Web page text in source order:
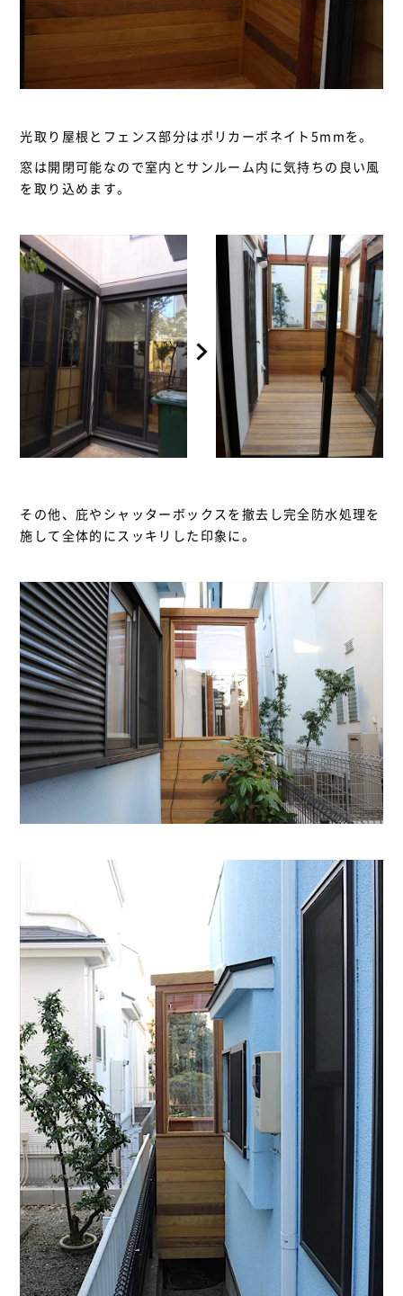
光取り屋根とフェンス部分はポリカーボネイト5mmを。
窓は開閉可能なので室内とサンルーム内に気持ちの良い風
を取り込めます。
その他、庇やシャッターボックスを撤去し完全防水処理を
施して全体的にスッキリした印象に。